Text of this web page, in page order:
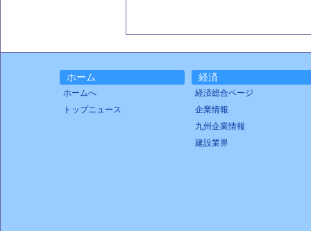
ホーム
ホームへ
トップニュース
経済
経済総合ページ
企業情報
九州企業情報
建設業界